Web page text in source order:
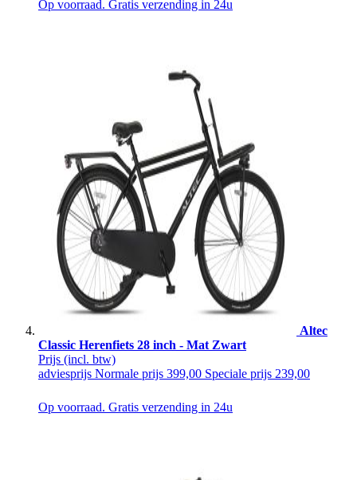
Op voorraad. Gratis verzending in 24u
Altec
Classic Herenfiets 28 inch - Mat Zwart
Prijs (incl. btw)
adviesprijs Normale prijs 399,00 Speciale prijs 239,00
Op voorraad. Gratis verzending in 24u